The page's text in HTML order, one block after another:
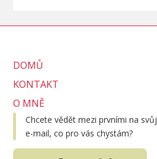
DOMŮ
KONTAKT
O MNĚ
Chcete vědět mezi prvními na svůj
e-mail, co pro vás chystám?